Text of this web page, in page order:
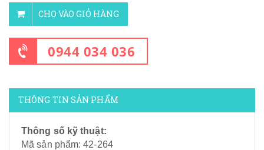
CHO VÀO GIỎ HÀNG
0944 034 036
THÔNG TIN SẢN PHẨM
Thông số kỹ thuật:
Mã sản phẩm: 42-264